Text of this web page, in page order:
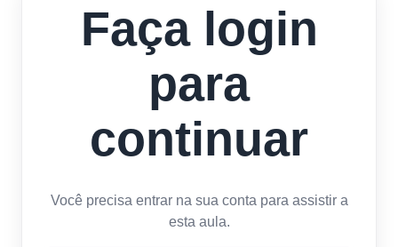
Faça login
para
continuar
Você precisa entrar na sua conta para assistir a
esta aula.